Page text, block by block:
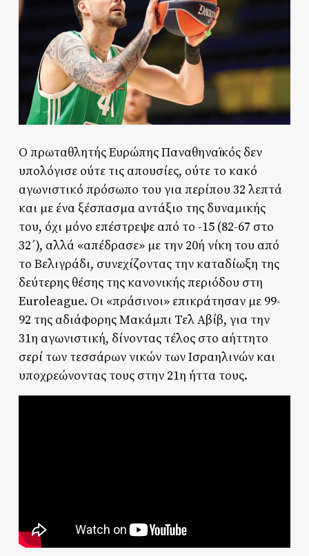
Ο πρωταθλητής Ευρώπης Παναθηναϊκός δεν
υπολόγισε ούτε τις απουσίες, ούτε το κακό
αγωνιστικό πρόσωπο του για περίπου 32 λεπτά
και με ένα ξέσπασμα αντάξιο της δυναμικής
του, όχι μόνο επέστρεψε από το -15 (82-67 στο
32΄), αλλά «απέδρασε» με την 20ή νίκη του από
το Βελιγράδι, συνεχίζοντας την καταδίωξη της
δεύτερης θέσης της κανονικής περιόδου στη
Euroleague. Οι «πράσινοι» επικράτησαν με 99-
92 της αδιάφορης Μακάμπι Τελ Αβίβ, για την
31η αγωνιστική, δίνοντας τέλος στο αήττητο
σερί των τεσσάρων νικών των Ισραηλινών και
υποχρεώνοντας τους στην 21η ήττα τους.